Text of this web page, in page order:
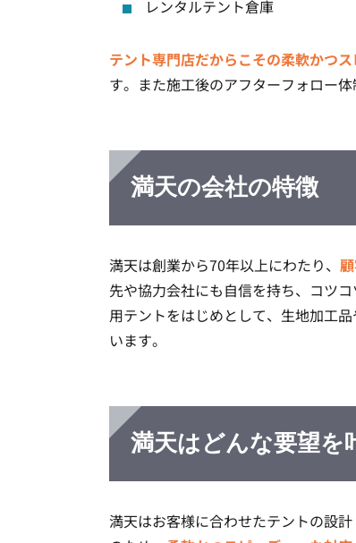
レンタルテント倉庫
テント専門店だからこその柔軟かつ
す。また施工後のアフターフォロー
満天の会社の特徴
満天は創業から70年以上にわたり、
先や協力会社にも自信を持ち、コツ
用テントをはじめとして、生地加工
います。
満天はどんな要望を
満天はお客様に合わせたテントの設